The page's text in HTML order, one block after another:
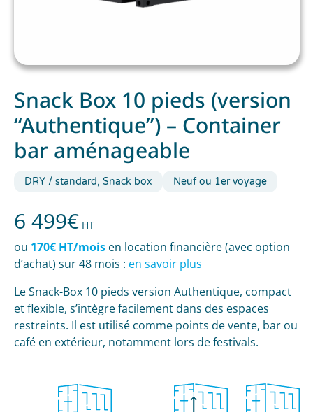
Snack Box 10 pieds (version
“Authentique”) – Container
bar aménageable
DRY / standard, Snack box Neuf ou 1er voyage
6 499€ HT
ou 170€ HT/moisen location financière (avec option
d’achat) sur 48 mois : en savoir plus
Le Snack-Box 10 pieds version Authentique, compact
et flexible, s’intègre facilement dans des espaces
restreints. Il est utilisé comme points de vente, bar ou
café en extérieur, notamment lors de festivals.